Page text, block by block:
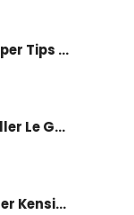
Plumones Crayola Súper Tips Con 50
Bolígrafo Zebra J-Roller Le Gel 0.7 Mm Azul
Bolígrafo Parker Jotter Kensington Ct Bp